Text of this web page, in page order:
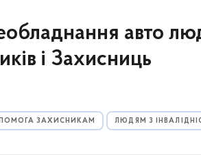
авто
і Захисниць
ЗАХИСНИКАМ ЛЮДЯМ З